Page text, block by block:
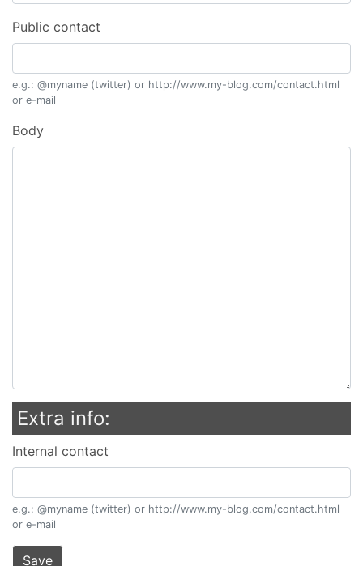
Public contact
e.g.: @myname (twitter) or http://www.my-blog.com/contact.html
or e-mail
Body
Extra info:
Internal contact
e.g.: @myname (twitter) or http://www.my-blog.com/contact.html
or e-mail